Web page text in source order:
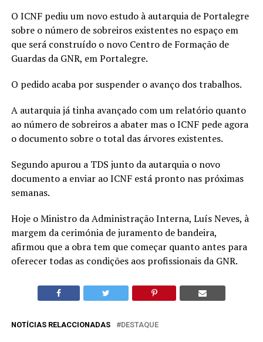
O ICNF pediu um novo estudo à autarquia de Portalegre
sobre o número de sobreiros existentes no espaço em
que será construído o novo Centro de Formação de
Guardas da GNR, em Portalegre.
O pedido acaba por suspender o avanço dos trabalhos.
A autarquia já tinha avançado com um relatório quanto
ao número de sobreiros a abater mas o ICNF pede agora
o documento sobre o total das árvores existentes.
Segundo apurou a TDS junto da autarquia o novo
documento a enviar ao ICNF está pronto nas próximas
semanas.
Hoje o Ministro da Administração Interna, Luís Neves, à
margem da cerimónia de juramento de bandeira,
afirmou que a obra tem que começar quanto antes para
oferecer todas as condições aos profissionais da GNR.
NOTÍCIAS RELACCIONADAS DESTAQUE